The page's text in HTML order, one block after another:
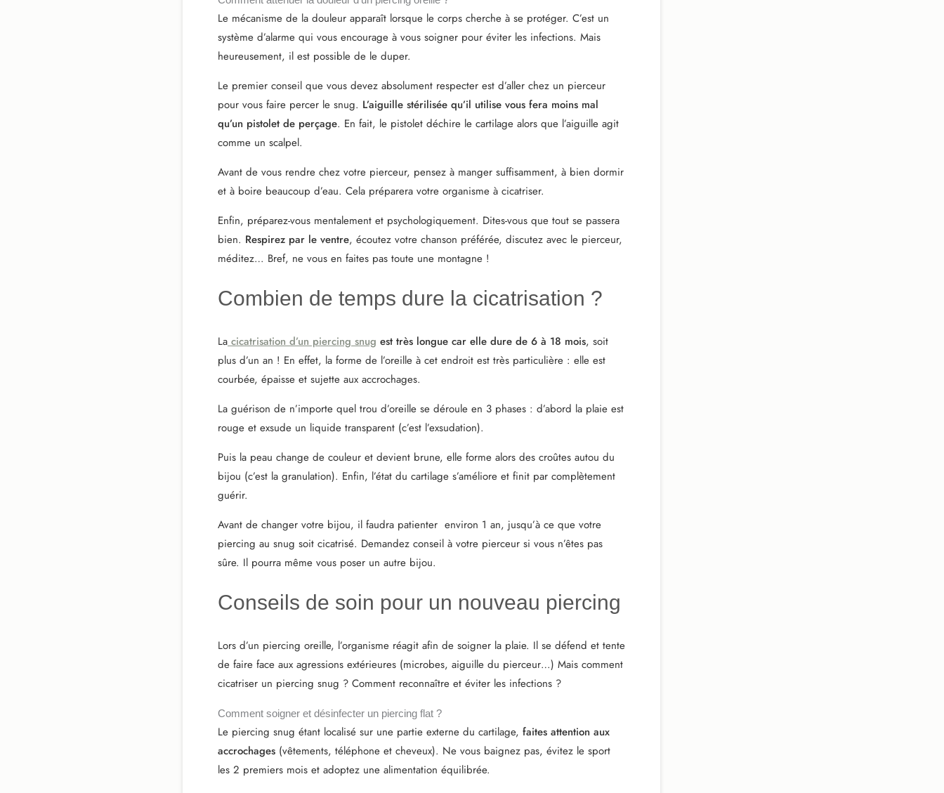
Le mécanisme de la douleur apparaît lorsque le corps cherche à se protéger. C’est un
système d’alarme qui vous encourage à vous soigner pour éviter les infections. Mais
heureusement, il est possible de le duper.
Le premier conseil que vous devez absolument respecter est d’aller chez un pierceur
pour vous faire percer le snug. L’aiguille stérilisée qu’il utilise vous fera moins mal
qu’un pistolet de perçage. En fait, le pistolet déchire le cartilage alors que l’aiguille agit
comme un scalpel.
Avant de vous rendre chez votre pierceur, pensez à manger suffisamment, à bien dormir
et à boire beaucoup d’eau. Cela préparera votre organisme à cicatriser.
Enfin, préparez-vous mentalement et psychologiquement. Dites-vous que tout se passera
bien. Respirez par le ventre, écoutez votre chanson préférée, discutez avec le pierceur,
méditez… Bref, ne vous en faites pas toute une montagne !
Combien de temps dure la cicatrisation ?
La cicatrisation d’un piercing snug est très longue car elle dure de 6 à 18 mois, soit
plus d’un an ! En effet, la forme de l’oreille à cet endroit est très particulière : elle est
courbée, épaisse et sujette aux accrochages.
La guérison de n’importe quel trou d’oreille se déroule en 3 phases : d’abord la plaie est
rouge et exsude un liquide transparent (c’est l’exsudation).
Puis la peau change de couleur et devient brune, elle forme alors des croûtes autou du
bijou (c’est la granulation). Enfin, l’état du cartilage s’améliore et finit par complètement
guérir.
Avant de changer votre bijou, il faudra patienter environ 1 an, jusqu’à ce que votre
piercing au snug soit cicatrisé. Demandez conseil à votre pierceur si vous n’êtes pas
sûre. Il pourra même vous poser un autre bijou.
Conseils de soin pour un nouveau piercing
Lors d’un piercing oreille, l’organisme réagit afin de soigner la plaie. Il se défend et tente
de faire face aux agressions extérieures (microbes, aiguille du pierceur…) Mais comment
cicatriser un piercing snug ? Comment reconnaître et éviter les infections ?
Comment soigner et désinfecter un piercing flat ?
Le piercing snug étant localisé sur une partie externe du cartilage, faites attention aux
accrochages (vêtements, téléphone et cheveux). Ne vous baignez pas, évitez le sport
les 2 premiers mois et adoptez une alimentation équilibrée.